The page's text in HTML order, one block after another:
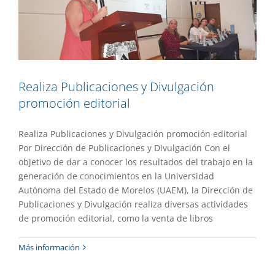
Realiza Publicaciones y Divulgación
promoción editorial
Realiza Publicaciones y Divulgación promoción editorial
Por Dirección de Publicaciones y Divulgación Con el
objetivo de dar a conocer los resultados del trabajo en la
generación de conocimientos en la Universidad
Autónoma del Estado de Morelos (UAEM), la Dirección de
Publicaciones y Divulgación realiza diversas actividades
de promoción editorial, como la venta de libros
Más información